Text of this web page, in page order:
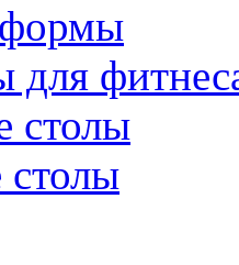
для
столы